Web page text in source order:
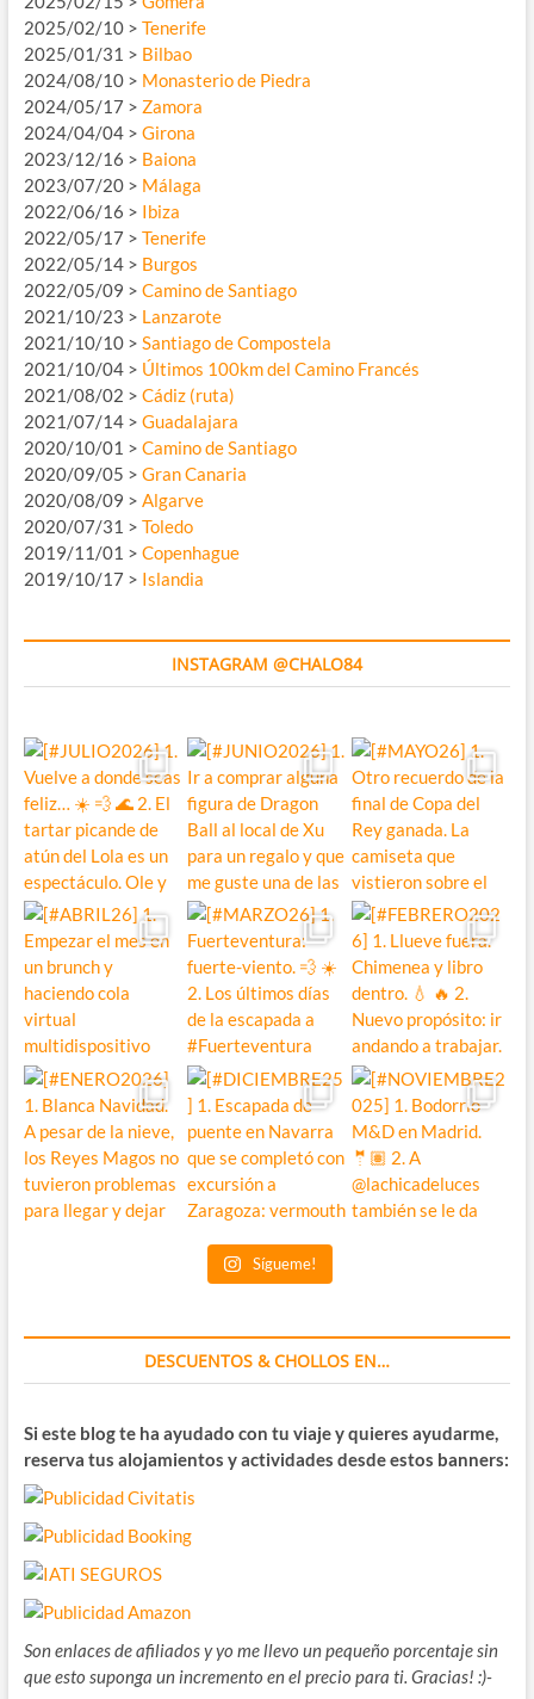
2025/02/10 > Tenerife
2025/01/31 > Bilbao
2024/08/10 > Monasterio de Piedra
2024/05/17 > Zamora
2024/04/04 > Girona
2023/12/16 > Baiona
2023/07/20 > Málaga
2022/06/16 > Ibiza
2022/05/17 > Tenerife
2022/05/14 > Burgos
2022/05/09 > Camino de Santiago
2021/10/23 > Lanzarote
2021/10/10 > Santiago de Compostela
2021/10/04 > Últimos 100km del Camino Francés
2021/08/02 > Cádiz (ruta)
2021/07/14 > Guadalajara
2020/10/01 > Camino de Santiago
2020/09/05 > Gran Canaria
2020/08/09 > Algarve
2020/07/31 > Toledo
2019/11/01 > Copenhague
2019/10/17 > Islandia
INSTAGRAM @CHALO84
Sígueme!
DESCUENTOS & CHOLLOS EN…
Si este blog te ha ayudado con tu viaje y quieres ayudarme,
reserva tus alojamientos y actividades desde estos banners:
Son enlaces de afiliados y yo me llevo un pequeño porcentaje sin
que esto suponga un incremento en el precio para ti. Gracias! :)-